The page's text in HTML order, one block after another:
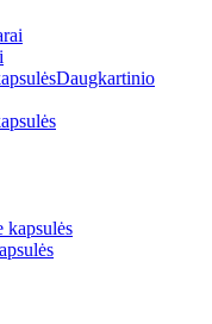
Daugkartinio